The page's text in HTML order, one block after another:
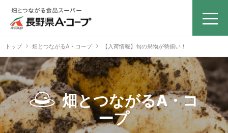
トップ 畑とつながるA・コープ 【入荷情報】旬の果物が勢揃い！
畑とつながるA・コ
ープ